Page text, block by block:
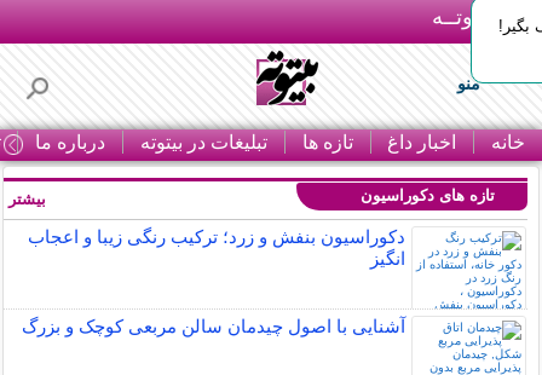
بـیتوتــه
منو
خانه اخبار داغ تازه ها تبلیغات در بیتوته درباره ما
تازه های دکوراسیون
دکوراسیون بنفش و زرد؛ ترکیب رنگی زیبا و اعجاب
انگیز
آشنایی با اصول چیدمان سالن مربعی کوچک و بزرگ
بیشتر